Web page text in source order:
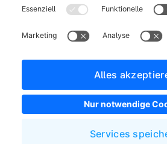
Impressum
Allgemeine
Entwickler
Shopware
Cookie-